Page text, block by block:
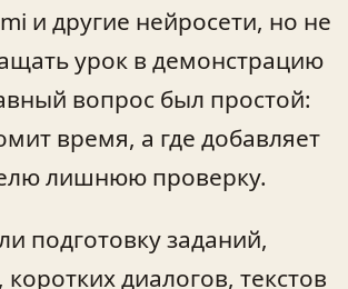
и другие нейросети, но не
урок в демонстрацию
вопрос был простой:
время, а где добавляет
лишнюю проверку.
подготовку заданий,
диалогов, текстов